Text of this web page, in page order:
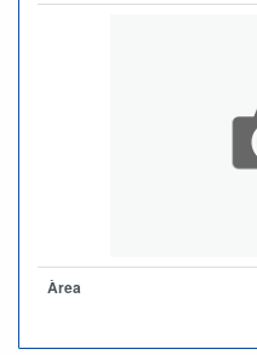
Àrea